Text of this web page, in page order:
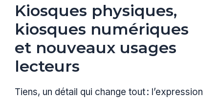
Kiosques physiques,
kiosques numériques
et nouveaux usages
lecteurs
Tiens, un détail qui change tout : l’expression